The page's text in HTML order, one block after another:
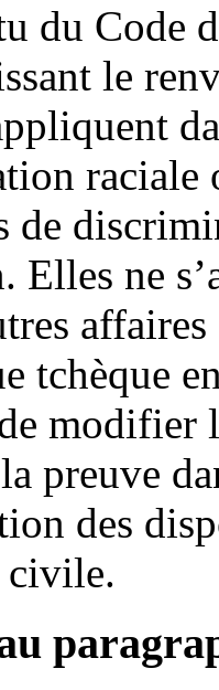
du Code
le
raciale
de
Elles ne
tchèque
modifier
preuve
des
civile.